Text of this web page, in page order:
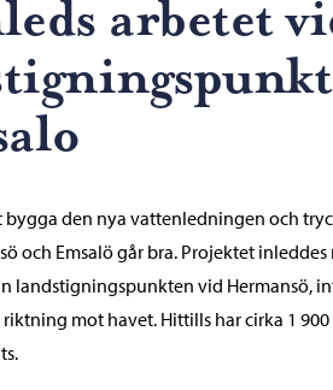
arbetet
bygga den nya vattenledningen och
och Emsalö går bra. Projektet
landstigningspunkten vid Hermansö,
mot havet. Hittills har cirka 1